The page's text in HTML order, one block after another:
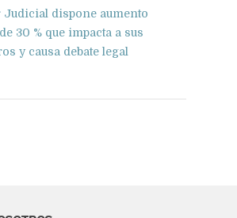
Judicial dispone aumento
30 % que impacta a sus
y causa debate legal
»